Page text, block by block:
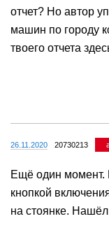
отчет? Но автор
машин по городу
твоего отчета
26.11.2020 20730213
Ещё один момент.
кнопкой
на стоянке.